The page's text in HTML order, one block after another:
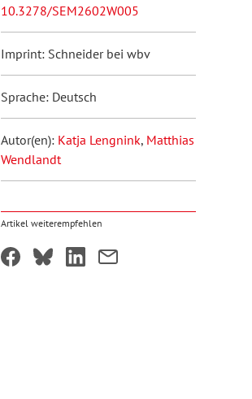
10.3278/SEM2602W005
Imprint: Schneider bei wbv
Sprache: Deutsch
Autor(en): Katja Lengnink, Matthias
Wendlandt
Artikel weiterempfehlen